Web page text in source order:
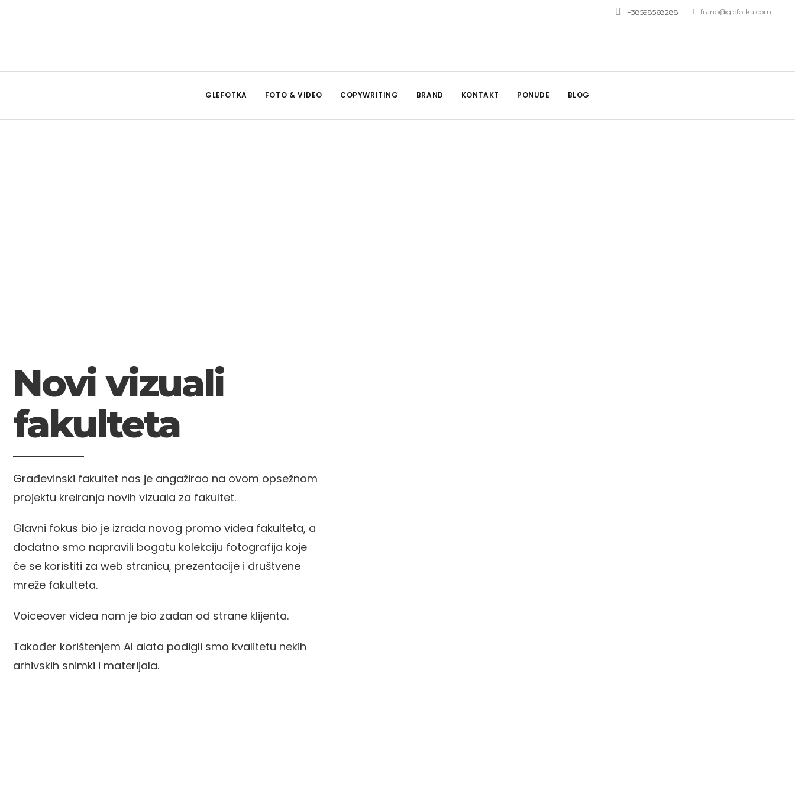
frano@glefotka.com
+38598568288
GLEFOTKA FOTO & VIDEO COPYWRITING BRAND KONTAKT PONUDE BLOG
Novi vizuali
fakulteta
Građevinski fakultet nas je angažirao na ovom opsežnom
projektu kreiranja novih vizuala za fakultet.
Glavni fokus bio je izrada novog promo videa fakulteta, a
dodatno smo napravili bogatu kolekciju fotografija koje
će se koristiti za web stranicu, prezentacije i društvene
mreže fakulteta.
Voiceover videa nam je bio zadan od strane klijenta.
Također korištenjem AI alata podigli smo kvalitetu nekih
arhivskih snimki i materijala.